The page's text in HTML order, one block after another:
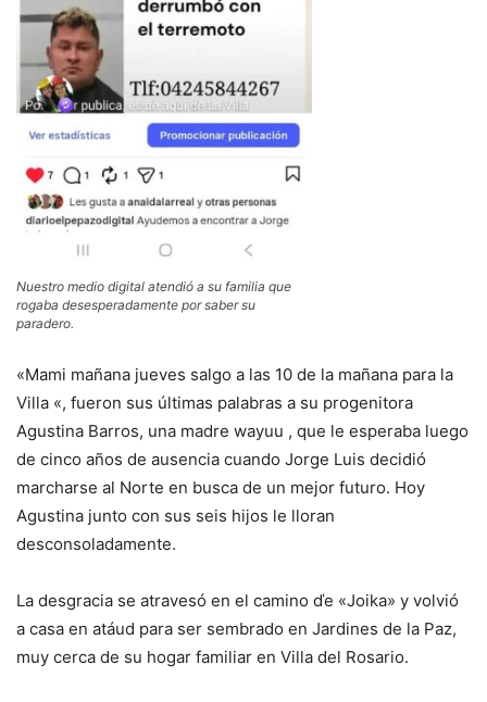
Nuestro medio digital atendió a su familia que
rogaba desesperadamente por saber su
paradero.
«Mami mañana jueves salgo a las 10 de la mañana para la
Villa «, fueron sus últimas palabras a su progenitora
Agustina Barros, una madre wayuu , que le esperaba luego
de cinco años de ausencia cuando Jorge Luis decidió
marcharse al Norte en busca de un mejor futuro. Hoy
Agustina junto con sus seis hijos le lloran
desconsoladamente.
La desgracia se atravesó en el camino ďe «Joika» y volvió
a casa en atáud para ser sembrado en Jardines de la Paz,
muy cerca de su hogar familiar en Villa del Rosario.